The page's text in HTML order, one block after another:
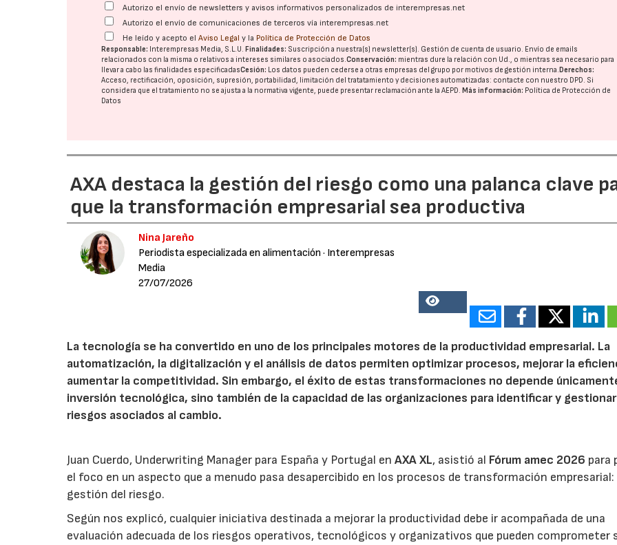
Autorizo el envío de newsletters y avisos informativos personalizados de interempresas.net
Autorizo el envío de comunicaciones de terceros vía interempresas.net
He leído y acepto elAviso Legal y la Política de Protección de Datos
Responsable: Interempresas Media, S.L.U. Finalidades: Suscripción a nuestra(s) newsletter(s). Gestión de cuenta de usuario. Envío de emails
relacionados con la misma o relativos a intereses similares o asociados.Conservación: mientras dure la relación con Ud., o mientras sea necesario para
llevar a cabo las finalidades especificadasCesión: Los datos pueden cederse a otras empresas del grupo por motivos de gestión interna. Derechos:
Acceso, rectificación, oposición, supresión, portabilidad, limitación del tratatamiento y decisiones automatizadas: contacte con nuestro DPD. Si
considera que el tratamiento no se ajusta a la normativa vigente, puede presentar reclamación ante laAEPD. Más información: Política de Protección de
Datos
AXA destaca la gestión del riesgo como una palanca clave
que la transformación empresarial sea productiva
Nina Jareño
Periodista especializada en alimentación · Interempresas
Media
27/07/2026
15802
La tecnología se ha convertido en uno de los principales motores de la productividad empresarial. La
automatización, la digitalización y el análisis de datos permiten optimizar procesos, mejorar la
aumentar la competitividad. Sin embargo, el éxito de estas transformaciones no depende
inversión tecnológica, sino también de la capacidad de las organizaciones para identificar y
riesgos asociados al cambio.
Juan Cuerdo, Underwriting Manager para España y Portugal enAXA XL, asistió al Fórum amec 2026 para
el foco en un aspecto que a menudo pasa desapercibido en los procesos de transformación empresarial:
gestión del riesgo.
Según nos explicó, cualquier iniciativa destinada a mejorar la productividad debe ir acompañada de una
evaluación adecuada de los riesgos operativos, tecnológicos y organizativos que pueden comprometer